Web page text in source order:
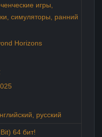
игры
симуляторы
ранний
Horizons
русский
64 бит!